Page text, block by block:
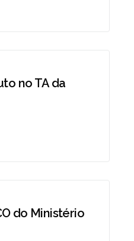
no TA da
do Ministério